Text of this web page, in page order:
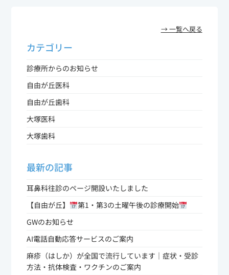
→ 一覧へ戻る
カテゴリー
診療所からのお知らせ
自由が丘医科
自由が丘歯科
大塚医科
大塚歯科
最新の記事
耳鼻科往診のページ開設いたしました
【自由が丘】
第1・第3の土曜午後の診療開始
GWのお知らせ
AI電話自動応答サービスのご案内
麻疹（はしか）が全国で流行しています｜症状・受診
方法・抗体検査・ワクチンのご案内